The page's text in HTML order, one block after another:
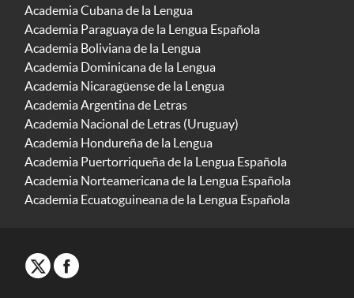
Academia Cubana de la Lengua
Academia Paraguaya de la Lengua Española
Academia Boliviana de la Lengua
Academia Dominicana de la Lengua
Academia Nicaragüense de la Lengua
Academia Argentina de Letras
Academia Nacional de Letras (Uruguay)
Academia Hondureña de la Lengua
Academia Puertorriqueña de la Lengua Española
Academia Norteamericana de la Lengua Española
Academia Ecuatoguineana de la Lengua Española